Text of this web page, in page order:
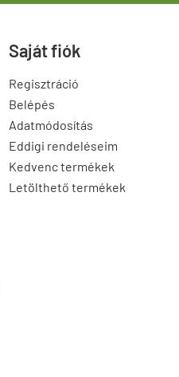
Saját fiók
Regisztráció
Belépés
Adatmódosítás
Eddigi rendeléseim
Kedvenc termékek
Letölthető termékek